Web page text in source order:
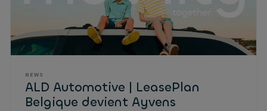
NEWS
ALD Automotive | LeasePlan
Belgique devient Ayvens